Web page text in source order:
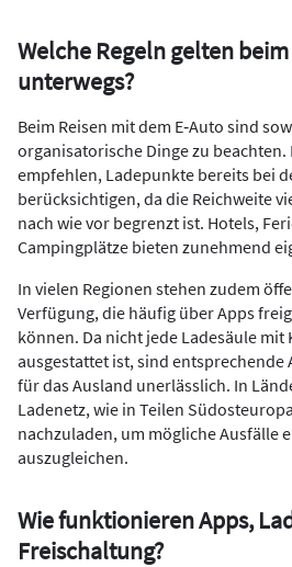
Welche Regeln gelten
unterwegs?
Beim Reisen mit dem E‑Auto sind
organisatorische Dinge zu beachten.
empfehlen, Ladepunkte bereits bei
berücksichtigen, da die Reichweite
nach wie vor begrenzt ist. Hotels,
Campingplätze bieten zunehmend
In vielen Regionen stehen zudem
Verfügung, die häufig über Apps
können. Da nicht jede Ladesäule mit
ausgestattet ist, sind entsprechende
für das Ausland unerlässlich. In
Ladenetz, wie in Teilen
nachzuladen, um mögliche Ausfälle
auszugleichen.
Wie funktionieren Apps,
Freischaltung?